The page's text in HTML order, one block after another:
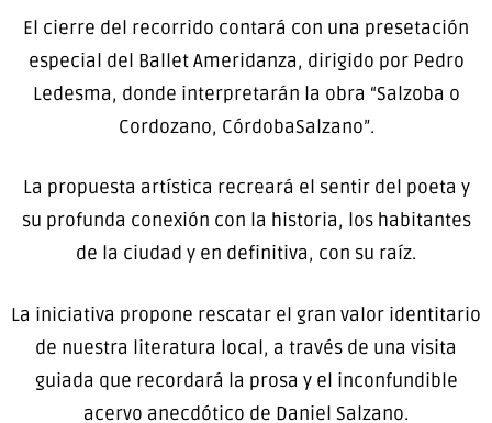
El cierre del recorrido contará con una presetación
especial del Ballet Ameridanza, dirigido por Pedro
Ledesma, donde interpretarán la obra “Salzoba o
Cordozano, CórdobaSalzano”.
La propuesta artística recreará el sentir del poeta y
su profunda conexión con la historia, los habitantes
de la ciudad y en definitiva, con su raíz.
La iniciativa propone rescatar el gran valor identitario
de nuestra literatura local, a través de una visita
guiada que recordará la prosa y el inconfundible
acervo anecdótico de Daniel Salzano.